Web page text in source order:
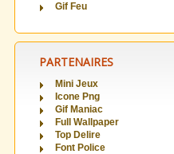
Gif Feu
PARTENAIRES
Mini Jeux
Icone Png
Gif Maniac
Full Wallpaper
Top Delire
Font Police